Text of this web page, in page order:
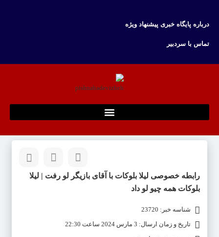
درباره پایگاه خبری پیشنهاد ویژه
تماس با سردبیر
رابطه خصوصی لیلا بلوکات با آقای بازیگر لو رفت | لیلا
بلوکات همه چیو لو داد
شناسه خبر: 23720
تاریخ و زمان ارسال: 3 مارس 2024 ساعت 22:30